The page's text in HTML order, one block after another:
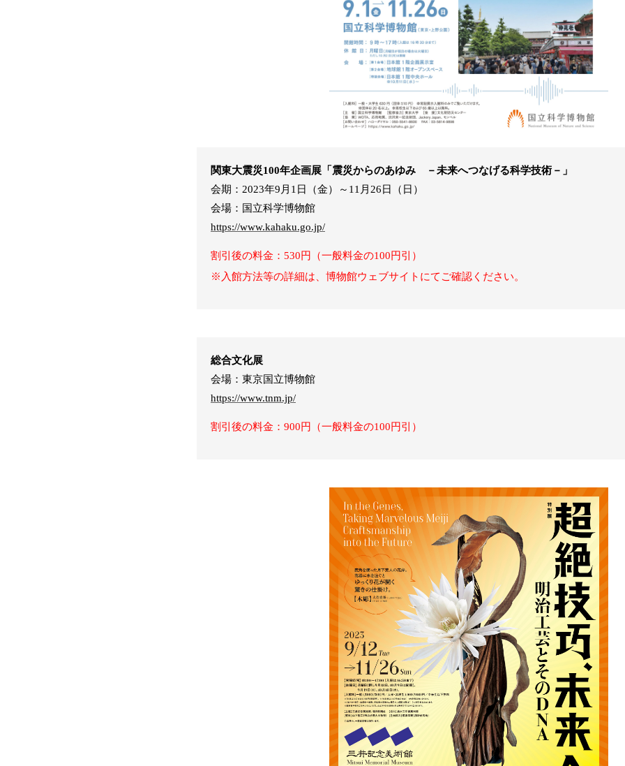
関東大震災100年企画展「震災からのあゆみ －未来へつなげる科学技術－」
会期：2023年9月1日（金）～11月26日（日）
会場：国立科学博物館
https://www.kahaku.go.jp/
割引後の料金：530円（一般料金の100円引）
※入館方法等の詳細は、博物館ウェブサイトにてご確認ください。
総合文化展
会場：東京国立博物館
https://www.tnm.jp/
割引後の料金：900円（一般料金の100円引）